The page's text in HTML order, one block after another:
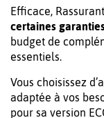
Efficace,
certaines
budget de
essentiels.
Vous choisissez
adaptée à vos
pour sa version